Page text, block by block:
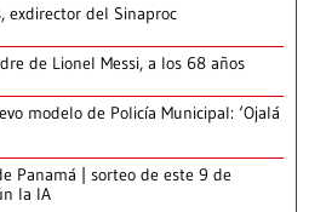
exdirector del Sinaproc
de Lionel Messi, a los 68 años
modelo de Policía Municipal: ‘Ojalá
Panamá | sorteo de este 9 de
la IA